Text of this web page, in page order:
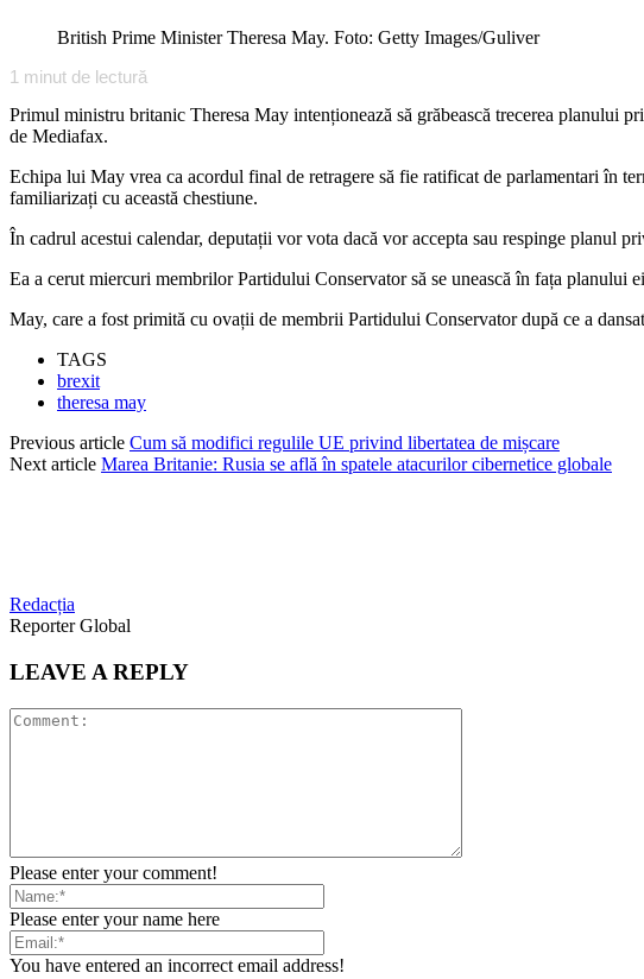
British Prime Minister Theresa May. Foto: Getty Images/Guliver
1 minut de lectură
Primul ministru britanic Theresa May intenționează să grăbească trecerea
de Mediafax.
Echipa lui May vrea ca acordul final de retragere să fie ratificat de parlamentari în
familiarizați cu această chestiune.
În cadrul acestui calendar, deputații vor vota dacă vor accepta sau respinge planul
Ea a cerut miercuri membrilor Partidului Conservator să se unească în fața
May, care a fost primită cu ovații de membrii Partidului Conservator după ce a
TAGS
brexit
theresa may
Previous article Cum să modifici regulile UE privind libertatea de mișcare
Next article Marea Britanie: Rusia se află în spatele atacurilor cibernetice globale
Redacția
Reporter Global
LEAVE A REPLY
Please enter your comment!
Please enter your name here
You have entered an incorrect email address!